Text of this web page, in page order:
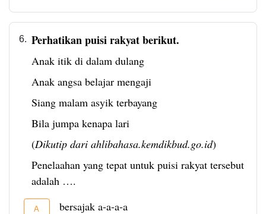
6. Perhatikan puisi rakyat berikut.
Anak itik di dalam dulang
Anak angsa belajar mengaji
Siang malam asyik terbayang
Bila jumpa kenapa lari
(Dikutip dari ahlibahasa.kemdikbud.go.id)
Penelaahan yang tepat untuk puisi rakyat tersebut
adalah ….
A bersajak a-a-a-a